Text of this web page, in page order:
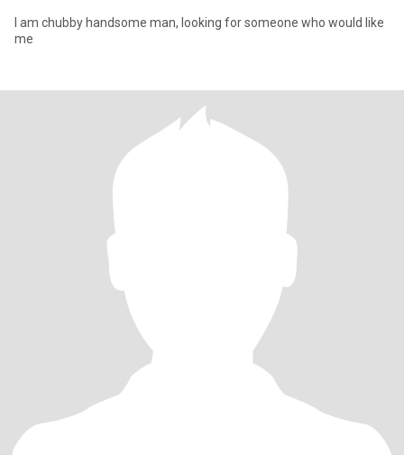
I am chubby handsome man, looking for someone who would like
me